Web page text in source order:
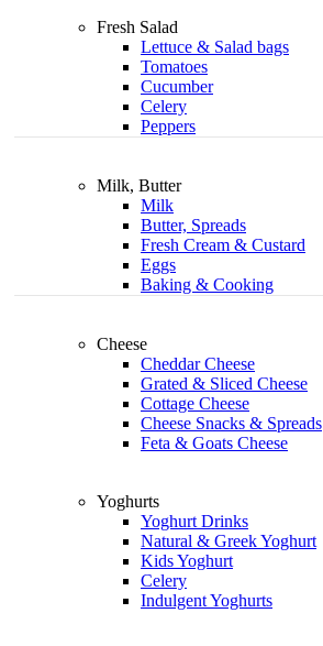
Fresh Salad
Lettuce & Salad bags
Tomatoes
Cucumber
Celery
Peppers
Milk, Butter
Milk
Butter, Spreads
Fresh Cream & Custard
Eggs
Baking & Cooking
Cheese
Cheddar Cheese
Grated & Sliced Cheese
Cottage Cheese
Cheese Snacks & Spreads
Feta & Goats Cheese
Yoghurts
Yoghurt Drinks
Natural & Greek Yoghurt
Kids Yoghurt
Celery
Indulgent Yoghurts